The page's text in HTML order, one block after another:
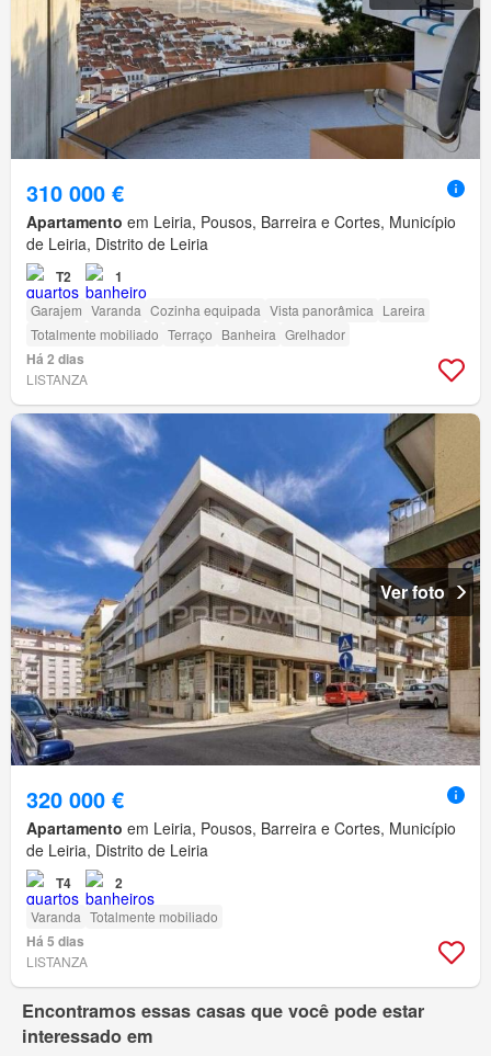
310 000 €
Apartamento em Leiria, Pousos, Barreira e Cortes, Município
de Leiria, Distrito de Leiria
T2 1
Garajem Varanda Cozinha equipada Vista panorâmica Lareira
Totalmente mobiliado Terraço Banheira Grelhador
Há 2 dias
LISTANZA
Ver foto
320 000 €
Apartamento em Leiria, Pousos, Barreira e Cortes, Município
de Leiria, Distrito de Leiria
T4 2
Varanda Totalmente mobiliado
Há 5 dias
LISTANZA
Encontramos essas casas que você pode estar
interessado em